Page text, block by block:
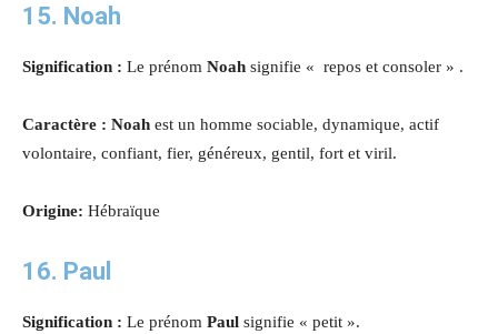
15. Noah
Signification : Le prénom Noah signifie « repos et consoler » .
Caractère : Noah est un homme sociable, dynamique, actif
volontaire, confiant, fier, généreux, gentil, fort et viril.
Origine: Hébraïque
16. Paul
Signification : Le prénom Paul signifie « petit ».